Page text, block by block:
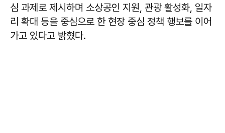
심 과제로 제시하며 소상공인 지원, 관광 활성화, 일자
리 확대 등을 중심으로 한 현장 중심 정책 행보를 이어
가고 있다고 밝혔다.